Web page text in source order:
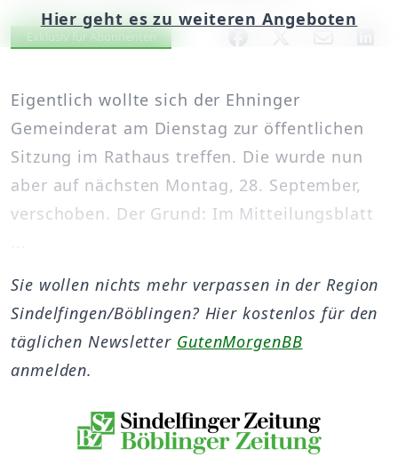
Artikel vorlesen
Exklusiv für Abonnenten
Eigentlich wollte sich der Ehninger
Gemeinderat am Dienstag zur öffentlichen
Sitzung im Rathaus treffen. Die wurde nun
aber auf nächsten Montag, 28. September,
verschoben. Der Grund: Im Mitteilungsblatt
Hier geht es zu weiteren Angeboten
Sie wollen nichts mehr verpassen in der Region
Sindelfingen/Böblingen? Hier kostenlos für den
täglichen Newsletter GutenMorgenBB
anmelden.